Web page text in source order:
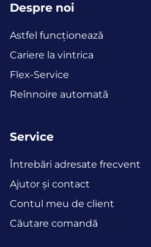
Despre noi
Astfel funcţionează
Cariere la vintrica
Flex-Service
Reînnoire automată
Service
Întrebări adresate frecvent
Ajutor și contact
Contul meu de client
Căutare comandă